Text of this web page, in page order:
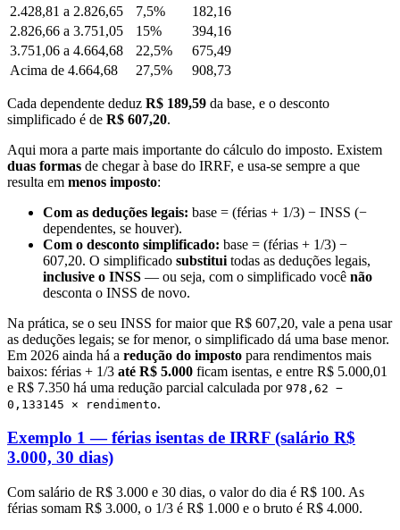
2.428,81 a 2.826,65
7,5%
182,16
2.826,66 a 3.751,05
15%
394,16
3.751,06 a 4.664,68
22,5%
675,49
Acima de 4.664,68
27,5% 908,73
Cada dependente deduz R$ 189,59 da base, e o desconto
simplificado é de R$ 607,20.
Aqui mora a parte mais importante do cálculo do imposto. Existem
duas formas de chegar à base do IRRF, e usa-se sempre a que
resulta em menos imposto:
Com as deduções legais: base = (férias + 1/3) − INSS (−
dependentes, se houver).
Com o desconto simplificado: base = (férias + 1/3) −
607,20. O simplificado substitui todas as deduções legais,
inclusive o INSS — ou seja, com o simplificado você não
desconta o INSS de novo.
Na prática, se o seu INSS for maior que R$ 607,20, vale a pena usar
as deduções legais; se for menor, o simplificado dá uma base menor.
Em 2026 ainda há a redução do imposto para rendimentos mais
baixos: férias + 1/3 até R$ 5.000 ficam isentas, e entre R$ 5.000,01
e R$ 7.350 há uma redução parcial calculada por 978,62 −
0,133145 × rendimento.
Exemplo 1 — férias isentas de IRRF (salário R$
3.000, 30 dias)
Com salário de R$ 3.000 e 30 dias, o valor do dia é R$ 100. As
férias somam R$ 3.000, o 1/3 é R$ 1.000 e o bruto é R$ 4.000.